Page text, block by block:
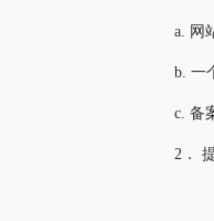
a. 网
b. 一
c. 备
2．